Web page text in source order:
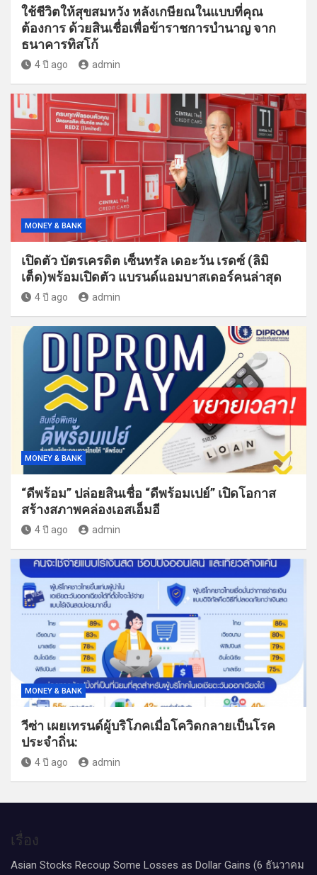
ใช้ชีวิตให้สุขสมหวัง หลังเกษียณในแบบที่คุณ
ต้องการ ด้วยสินเชื่อเพื่อข้าราชการบำนาญ จาก
ธนาคารทิสโก้
4 ปี ago admin
MONEY & BANK
เปิดตัว บัตรเครดิต เซ็นทรัล เดอะวัน เรดซ์ (ลิมิ
เต็ด)พร้อมเปิดตัว แบรนด์แอมบาสเดอร์คนล่าสุด
4 ปี ago admin
MONEY & BANK
“ดีพร้อม” ปล่อยสินเชื่อ “ดีพร้อมเปย์” เปิดโอกาส
สร้างสภาพคล่องเอสเอ็มอี
4 ปี ago admin
MONEY & BANK
วีซ่า เผยเทรนด์ผู้บริโภคเมื่อโควิดกลายเป็นโรค
ประจำถิ่น:
4 ปี ago admin
เรื่อง
Asian Stocks Recoup Some Losses as Dollar Gains (6 ธันวาคม